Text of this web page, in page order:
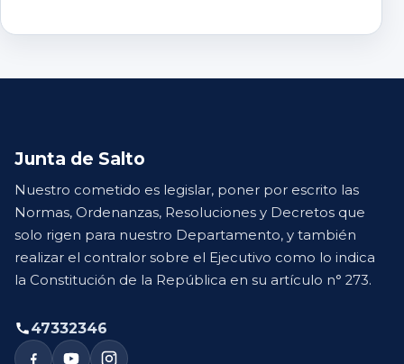
Junta de Salto
Nuestro cometido es legislar, poner por escrito las
Normas, Ordenanzas, Resoluciones y Decretos que
solo rigen para nuestro Departamento, y también
realizar el contralor sobre el Ejecutivo como lo indica
la Constitución de la República en su artículo n° 273.
47332346